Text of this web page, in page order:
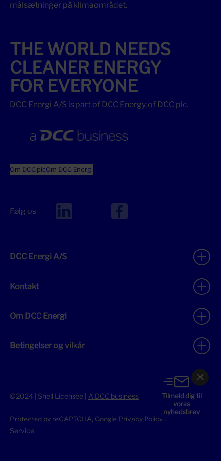
målsætninger på klimaområdet.
THE WORLD NEEDS
CLEANER ENERGY
FOR EVERYONE
DCC Energi A/S is part of DCC Energy, of DCC plc.
Om DCC plcOm DCC Energi
Følg os
DCC Energi A/S
Kontakt
Om DCC Energi
Betingelser og vilkår
©2024 | Shell Licensee | A DCC business
Protected by reCAPTCHA, Google Privacy Policy &
Terms of
Service
Tilmeld dig til
vores
nyhedsbrev